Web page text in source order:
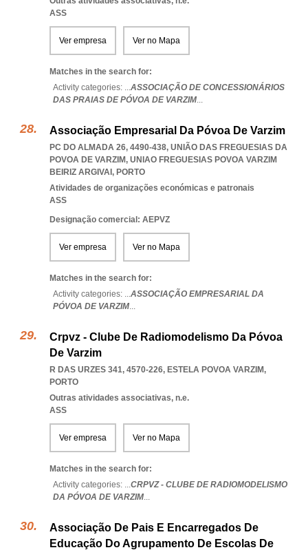
ASS
Ver empresa Ver no Mapa
Matches in the search for:
Activity categories: ...ASSOCIAÇÃO DE CONCESSIONÁRIOS
DAS PRAIAS DE PÓVOA DE VARZIM...
Associação Empresarial Da Póvoa De Varzim
PC DO ALMADA 26, 4490-438, UNIÃO DAS FREGUESIAS DA
POVOA DE VARZIM, UNIAO FREGUESIAS POVOA VARZIM
BEIRIZ ARGIVAI , PORTO
Atividades de organizações económicas e patronais
ASS
Designação comercial: AEPVZ
Ver empresa Ver no Mapa
Matches in the search for:
Activity categories: ...ASSOCIAÇÃO EMPRESARIAL DA
PÓVOA DE VARZIM...
Crpvz - Clube De Radiomodelismo Da Póvoa
De Varzim
R DAS URZES 341, 4570-226, ESTELA POVOA VARZIM,
PORTO
Outras atividades associativas, n.e.
ASS
Ver empresa Ver no Mapa
Matches in the search for:
Activity categories: ...CRPVZ - CLUBE DE RADIOMODELISMO
DA PÓVOA DE VARZIM...
Associação De Pais E Encarregados De
Educação Do Agrupamento De Escolas De